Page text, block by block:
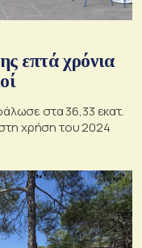
επτά χρόνια
στα 36,33 εκατ.
χρήση του 2024